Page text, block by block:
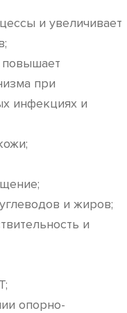
и увеличивает
повышает
при
инфекциях и
и жиров;
и
опорно-